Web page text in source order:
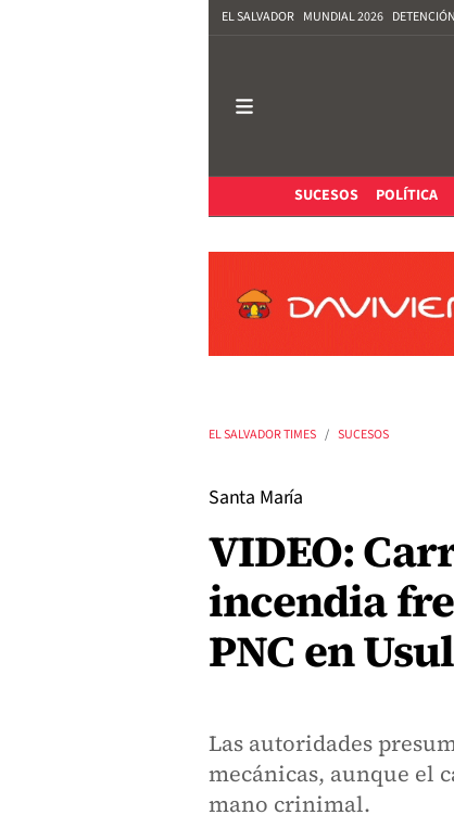
EL SALVADOR MUNDIAL 2026 DETENCIÓN
SUCESOS
POLÍTICA
EL SALVADOR TIMES SUCESOS
Santa María
VIDEO:
incendia
PNC en
Las autoridades
mecánicas, aunque el
mano crinimal.